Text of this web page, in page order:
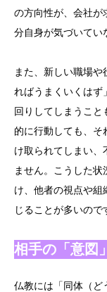
の方向性が、会社が
分自身が気づいてい
また、新しい職場
ればうまくいくはず
回りしてしまうこ
的に行動しても、そ
け取られてしまい、
ません。こうした状
け、他者の視点や組
じることが多いので
相手の「意図
仏教には「同体（ど